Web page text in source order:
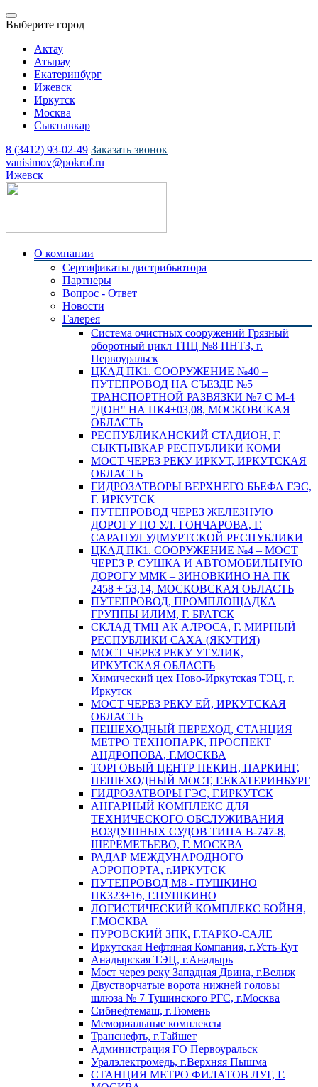
Выберите город
Актау
Атырау
Екатеринбург
Ижевск
Иркутск
Москва
Сыктывкар
8 (3412) 93-02-49 Заказать звонок
vanisimov@pokrof.ru
Ижевск
О компании
Сертификаты дистрибьютора
Партнеры
Вопрос - Ответ
Новости
Галерея
Система очистных сооружений Грязный
оборотный цикл ТПЦ №8 ПНТЗ, г.
Первоуральск
ЦКАД ПК1. СООРУЖЕНИЕ №40 –
ПУТЕПРОВОД НА СЪЕЗДЕ №5
ТРАНСПОРТНОЙ РАЗВЯЗКИ №7 С М-4
"ДОН" НА ПК4+03,08, МОСКОВСКАЯ
ОБЛАСТЬ
РЕСПУБЛИКАНСКИЙ СТАДИОН, Г.
СЫКТЫВКАР РЕСПУБЛИКИ КОМИ
МОСТ ЧЕРЕЗ РЕКУ ИРКУТ, ИРКУТСКАЯ
ОБЛАСТЬ
ГИДРОЗАТВОРЫ ВЕРХНЕГО БЬЕФА ГЭС,
Г. ИРКУТСК
ПУТЕПРОВОД ЧЕРЕЗ ЖЕЛЕЗНУЮ
ДОРОГУ ПО УЛ. ГОНЧАРОВА, Г.
САРАПУЛ УДМУРТСКОЙ РЕСПУБЛИКИ
ЦКАД ПК1. СООРУЖЕНИЕ №4 – МОСТ
ЧЕРЕЗ Р. СУШКА И АВТОМОБИЛЬНУЮ
ДОРОГУ ММК – ЗИНОВКИНО НА ПК
2458 + 53,14, МОСКОВСКАЯ ОБЛАСТЬ
ПУТЕПРОВОД, ПРОМПЛОЩАДКА
ГРУППЫ ИЛИМ, Г. БРАТСК
СКЛАД ТМЦ АК АЛРОСА, Г. МИРНЫЙ
РЕСПУБЛИКИ САХА (ЯКУТИЯ)
МОСТ ЧЕРЕЗ РЕКУ УТУЛИК,
ИРКУТСКАЯ ОБЛАСТЬ
Химический цех Ново-Иркутская ТЭЦ, г.
Иркутск
МОСТ ЧЕРЕЗ РЕКУ ЕЙ, ИРКУТСКАЯ
ОБЛАСТЬ
ПЕШЕХОДНЫЙ ПЕРЕХОД, СТАНЦИЯ
МЕТРО ТЕХНОПАРК, ПРОСПЕКТ
АНДРОПОВА, Г.МОСКВА
ТОРГОВЫЙ ЦЕНТР ПЕКИН, ПАРКИНГ,
ПЕШЕХОДНЫЙ МОСТ, Г.ЕКАТЕРИНБУРГ
ГИДРОЗАТВОРЫ ГЭС, Г.ИРКУТСК
АНГАРНЫЙ КОМПЛЕКС ДЛЯ
ТЕХНИЧЕСКОГО ОБСЛУЖИВАНИЯ
ВОЗДУШНЫХ СУДОВ ТИПА В-747-8,
ШЕРЕМЕТЬЕВО, Г. МОСКВА
РАДАР МЕЖДУНАРОДНОГО
АЭРОПОРТА, г.ИРКУТСК
ПУТЕПРОВОД М8 - ПУШКИНО
ПК323+16, Г.ПУШКИНО
ЛОГИСТИЧЕСКИЙ КОМПЛЕКС БОЙНЯ,
Г.МОСКВА
ПУРОВСКИЙ ЗПК, Г.ТАРКО-САЛЕ
Иркутская Нефтяная Компания, г.Усть-Кут
Анадырская ТЭЦ, г.Анадырь
Мост через реку Западная Двина, г.Велиж
Двустворчатые ворота нижней головы
шлюза № 7 Тушинского РГС, г.Москва
Сибнефтемаш, г.Тюмень
Мемориальные комплексы
Транснефть, г.Тайшет
Администрация ГО Первоуральск
Уралэлектромедь, г.Верхняя Пышма
СТАНЦИЯ МЕТРО ФИЛАТОВ ЛУГ, Г.